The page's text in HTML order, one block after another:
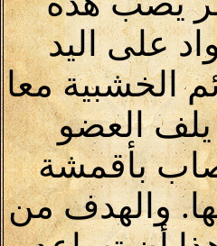
على اليد
الخشبية معا
العضو
بأقمشة
والهدف من